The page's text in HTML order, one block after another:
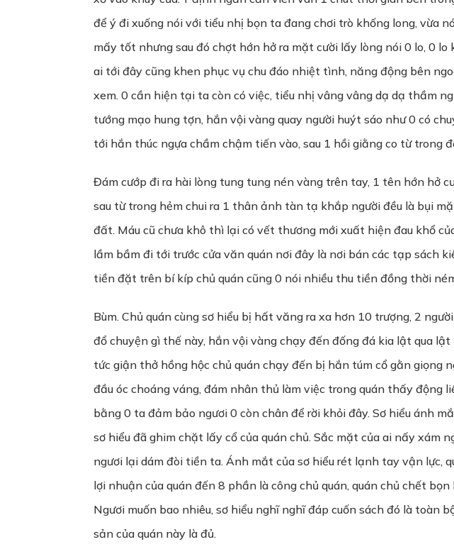
để ý đi xuống nói với tiểu nhị bọn ta đang chơi trò khống long, vừa
mấy tốt nhưng sau đó chợt hớn hở ra mặt cười lấy lòng nói 0 lo, 0
ai tới đây cũng khen phục vụ chu đáo nhiệt tình, năng động bên
xem. 0 cần hiện tại ta còn có việc, tiểu nhị vâng vâng dạ dạ thầm
tướng mạo hung tợn, hắn vội vàng quay người huýt sáo như 0 có
tới hắn thúc ngựa chầm chậm tiến vào, sau 1 hồi giằng co từ trong
Đám cướp đi ra hài lòng tung tung nén vàng trên tay, 1 tên hớn hở
sau từ trong hẻm chui ra 1 thân ảnh tàn tạ khắp người đều là bụi
đất. Máu cũ chưa khô thì lại có vết thương mới xuất hiện đau khổ
lầm bầm đi tới trước cửa văn quán nơi đây là nơi bán các tạp sách
tiền đặt trên bí kíp chủ quán cũng 0 nói nhiều thu tiền đồng thời
Bùm. Chủ quán cùng sơ hiểu bị hất văng ra xa hơn 10 trượng, 2
đổ chuyện gì thế này, hắn vội vàng chạy đến đống đá kia lật qua
tức giận thở hồng hộc chủ quán chạy đến bị hắn túm cổ gằn giọng
đầu óc choáng váng, đám nhân thủ làm việc trong quán thấy
bằng 0 ta đảm bảo ngươi 0 còn chân để rời khỏi đây. Sơ hiểu ánh
sơ hiểu đã ghim chặt lấy cổ của quán chủ. Sắc mặt của ai nấy
ngươi lại dám đòi tiền ta. Ánh mắt của sơ hiểu rét lạnh tay vận lực,
lợi nhuận của quán đến 8 phần là công chủ quán, quán chủ chết
Ngươi muốn bao nhiêu, sơ hiểu nghĩ nghĩ đáp cuốn sách đó là toàn
sản của quán này là đủ.